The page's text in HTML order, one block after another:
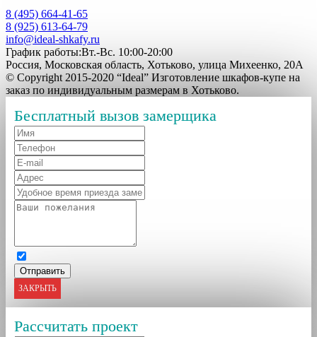
8 (495) 664-41-65
8 (925) 613-64-79
info@ideal-shkafy.ru
График работы:Вт.-Вс. 10:00-20:00
Россия, Московская область, Хотьково, улица Михеенко, 20А
© Copyright 2015-2020 “Ideal” Изготовление шкафов-купе на
заказ по индивидуальным размерам в Хотьково.
Бесплатный вызов замерщика
ЗАКРЫТЬ
Рассчитать проект